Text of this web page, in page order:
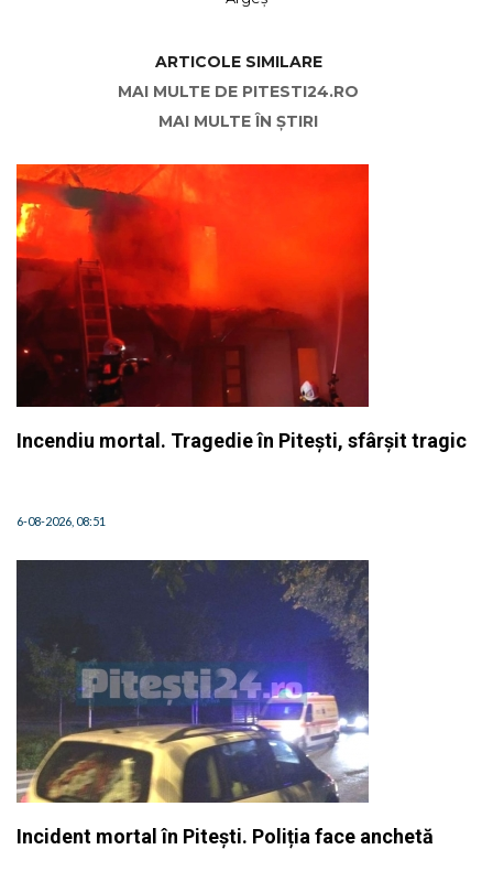
ARTICOLE SIMILARE
MAI MULTE DE PITESTI24.RO
MAI MULTE ÎN ȘTIRI
Incendiu mortal. Tragedie în Pitești, sfârșit tragic
6-08-2026, 08:51
Incident mortal în Pitești. Poliția face anchetă